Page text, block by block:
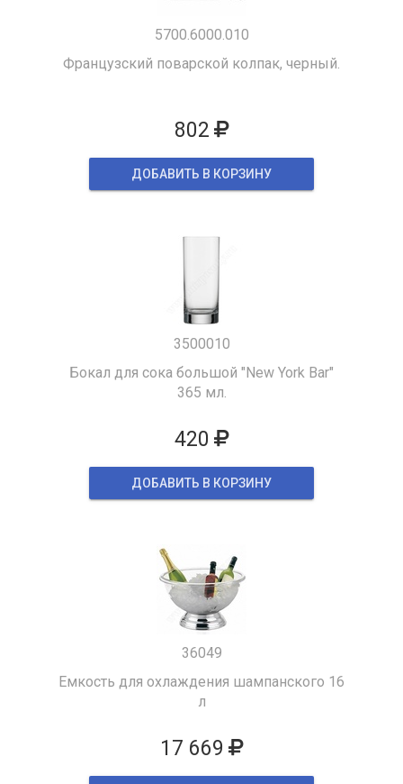
5700.6000.010
Французский поварской колпак, черный.
802
ДОБАВИТЬ В КОРЗИНУ
3500010
Бокал для сока большой "New York Bar"
365 мл.
420
ДОБАВИТЬ В КОРЗИНУ
36049
Емкость для охлаждения шампанского 16
л
17 669